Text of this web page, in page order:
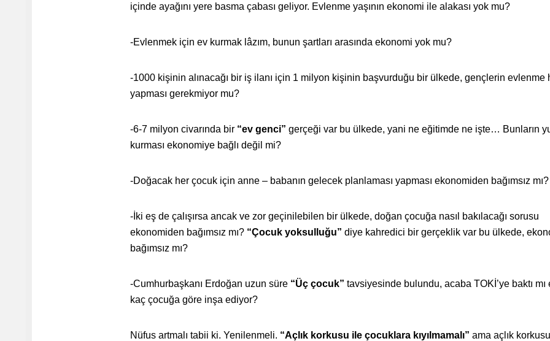
içinde ayağını yere basma çabası geliyor. Evlenme yaşının ekonomi ile alakası yok mu?
-Evlenmek için ev kurmak lâzım, bunun şartları arasında ekonomi yok mu?
-1000 kişinin alınacağı bir iş ilanı için 1 milyon kişinin başvurduğu bir ülkede, gençlerin evlenme
yapması gerekmiyor mu?
-6-7 milyon civarında bir “ev genci” gerçeği var bu ülkede, yani ne eğitimde ne işte… Bunların
kurması ekonomiye bağlı değil mi?
-Doğacak her çocuk için anne – babanın gelecek planlaması yapması ekonomiden bağımsız mı?
-İki eş de çalışırsa ancak ve zor geçinilebilen bir ülkede, doğan çocuğa nasıl bakılacağı sorusu
ekonomiden bağımsız mı? “Çocuk yoksulluğu” diye kahredici bir gerçeklik var bu ülkede,
bağımsız mı?
-Cumhurbaşkanı Erdoğan uzun süre “Üç çocuk” tavsiyesinde bulundu, acaba TOKİ’ye baktı mı
kaç çocuğa göre inşa ediyor?
Nüfus artmalı tabii ki. Yenilenmeli. “Açlık korkusu ile çocuklara kıyılmamalı” ama açlık